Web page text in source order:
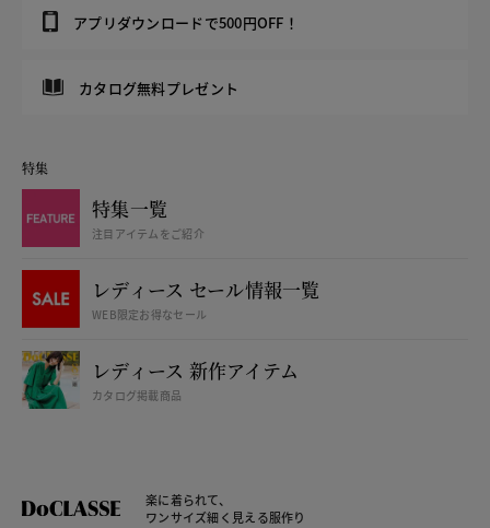
アプリダウンロードで500円OFF！
カタログ無料プレゼント
特集
特集一覧
注目アイテムをご紹介
レディース セール情報一覧
WEB限定お得なセール
レディース 新作アイテム
カタログ掲載商品
楽に着られて、
ワンサイズ細く見える服作り